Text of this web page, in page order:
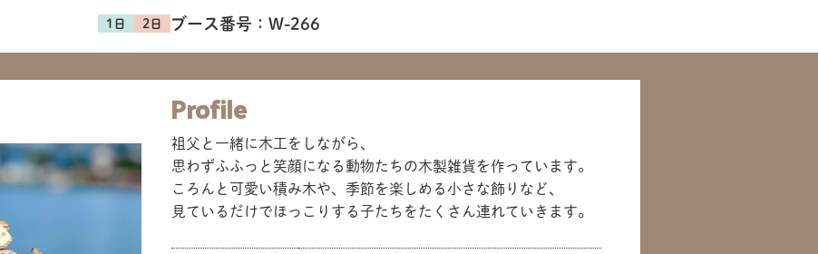
ブース番号： W-266
Profile
祖父と一緒に木工をしながら、
思わずふふっと笑顔になる動物たちの木製雑貨を作っています。
ころんと可愛い積み木や、季節を楽しめる小さな飾りなど、
見ているだけでほっこりする子たちをたくさん連れていきます。